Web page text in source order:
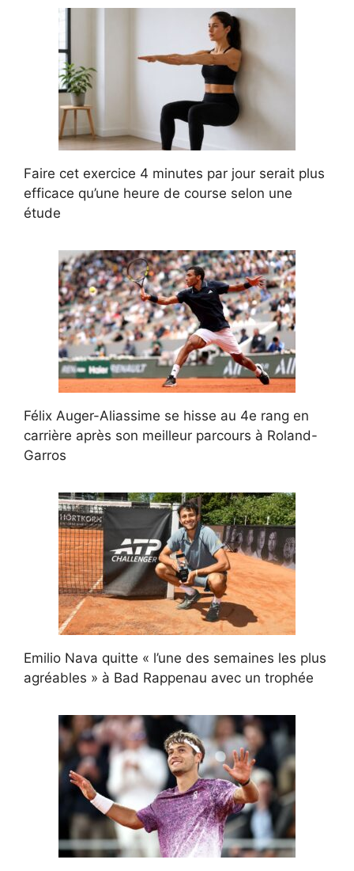
Faire cet exercice 4 minutes par jour serait plus
efficace qu’une heure de course selon une
étude
Félix Auger-Aliassime se hisse au 4e rang en
carrière après son meilleur parcours à Roland-
Garros
Emilio Nava quitte « l’une des semaines les plus
agréables » à Bad Rappenau avec un trophée